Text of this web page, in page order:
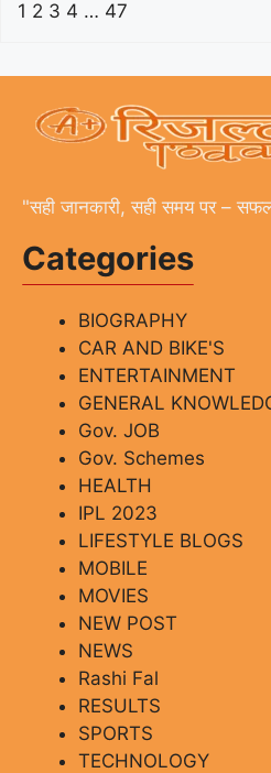
1 2 3 4 … 47
"सही जानकारी, सही समय पर –
Categories
BIOGRAPHY
CAR AND BIKE'S
ENTERTAINMENT
GENERAL
Gov. JOB
Gov. Schemes
HEALTH
IPL 2023
LIFESTYLE BLOGS
MOBILE
MOVIES
NEW POST
NEWS
Rashi Fal
RESULTS
SPORTS
TECHNOLOGY